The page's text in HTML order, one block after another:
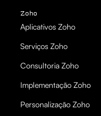
Zoho
Aplicativos Zoho
Serviços Zoho
Consultoria Zoho
Implementação Zoho
Personalização Zoho